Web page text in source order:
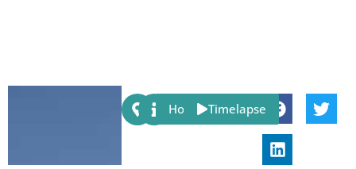
Share:
Host Timelapse